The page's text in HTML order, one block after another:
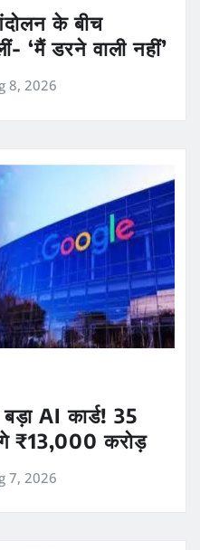
के बीच
‘मैं डरने वाली नहीं’
8, 2026
AI कार्ड! 35
₹13,000 करोड़
7, 2026